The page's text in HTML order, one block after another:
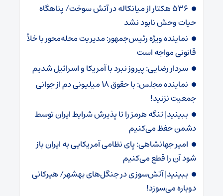
536 هکتار از میانکاله در آتش سوخت/ پناهگاه
حیات وحش نابود نشد
نماینده ویژه رئیس‌جمهور: مدیریت محله‌محور با خلأ
قانونی مواجه است
سردار رضایی: پیروز نبرد با آمریکا و اسرائیل شدیم
نماینده مجلس: با حقوق 18 میلیونی دم از جوانی
جمعیت نزنید!
ببینید| تنگه هرمز را تا پذیرش شرایط ایران توسط
دشمن حفظ می‌کنیم
امیر جهانشاهی: پای نظامی آمریکایی به ایران باز
شود آن را قطع می‌کنیم
ببینید| آتش‌سوزی در جنگل‌های بهشهر/ هیرکانی
دوباره می‌سوزد!